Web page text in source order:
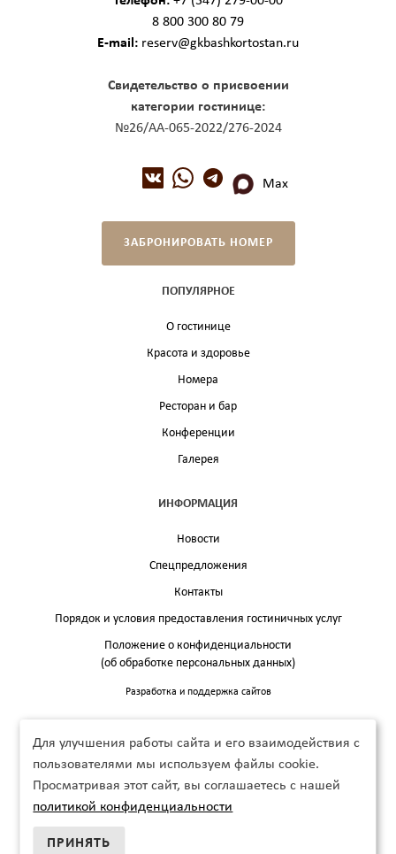
8 800 300 80 79
E-mail: reserv@gkbashkortostan.ru
Свидетельство о присвоении
категории гостинице:
№26/АА-065-2022/276-2024
Max
ЗАБРОНИРОВАТЬ НОМЕР
ПОПУЛЯРНОЕ
О гостинице
Красота и здоровье
Номера
Ресторан и бар
Конференции
Галерея
ИНФОРМАЦИЯ
Новости
Спецпредложения
Контакты
Порядок и условия предоставления гостиничных услуг
Положение о конфиденциальности
(об обработке персональных данных)
Разработка и поддержка сайтов
Для улучшения работы сайта и его взаимодействия с
пользователями мы используем файлы cookie.
Просматривая этот сайт, вы соглашаетесь с нашей
политикой конфиденциальности
ПРИНЯТЬ